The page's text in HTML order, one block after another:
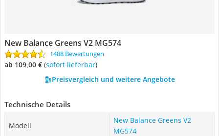
New Balance Greens V2 MG574
1488 Bewertungen
ab 109,00 € ( Sofort lieferbar)
Preisvergleich und weitere Angebote
Technische Details
Modell
New Balance Greens V2
MG574